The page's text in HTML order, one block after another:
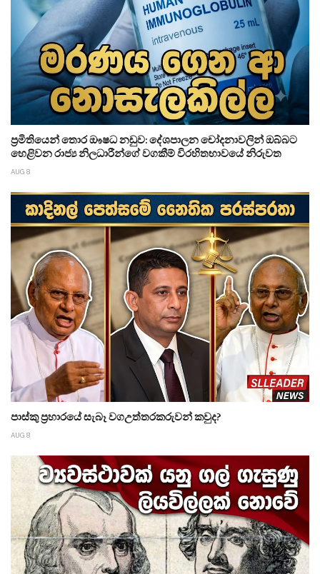
ප්‍රමිතියෙන් තොර ඖෂධ නඩුව: දේශපාලන චෝදනාවලින් ඔබ්බට
හෙළිවන රාජ්‍ය නිලධාරීන්ගේ වගකීම් විරහිතභාවයේ නිරුවත
AUG 8
පාස්කු ප්‍රහාරයේ සැබෑ වගඋත්තරකරුවන් කවුද?
AUG 8